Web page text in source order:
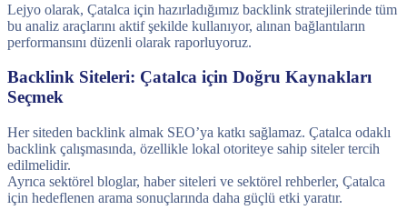
Lejyo olarak, Çatalca için hazırladığımız backlink stratejilerinde tüm
bu analiz araçlarını aktif şekilde kullanıyor, alınan bağlantıların
performansını düzenli olarak raporluyoruz.
Backlink Siteleri: Çatalca için Doğru Kaynakları
Seçmek
Her siteden backlink almak SEO’ya katkı sağlamaz. Çatalca odaklı
backlink çalışmasında, özellikle lokal otoriteye sahip siteler tercih
edilmelidir.
Ayrıca sektörel bloglar, haber siteleri ve sektörel rehberler, Çatalca
için hedeflenen arama sonuçlarında daha güçlü etki yaratır.